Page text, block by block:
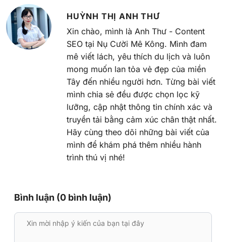
HUỲNH THỊ ANH THƯ
Xin chào, mình là Anh Thư - Content
SEO tại Nụ Cười Mê Kông. Mình đam
mê viết lách, yêu thích du lịch và luôn
mong muốn lan tỏa vẻ đẹp của miền
Tây đến nhiều người hơn. Từng bài viết
mình chia sẻ đều được chọn lọc kỹ
lưỡng, cập nhật thông tin chính xác và
truyền tải bằng cảm xúc chân thật nhất.
Hãy cùng theo dõi những bài viết của
mình để khám phá thêm nhiều hành
trình thú vị nhé!
Bình luận (0 bình luận)